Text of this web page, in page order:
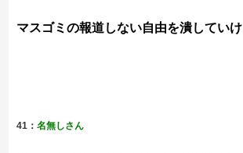
マスゴミの報道しない自由を潰していけ
41：名無しさん